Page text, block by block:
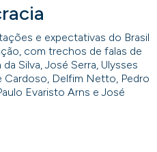
e expectativas do Brasil
com trechos de falas de
Silva, José Serra, Ulysses
Cardoso, Delfim Netto, Pedro
Evaristo Arns e José